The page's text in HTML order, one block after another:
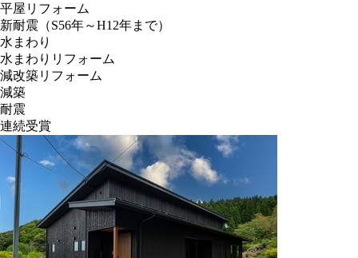
平屋リフォーム
新耐震（S56年～H12年まで）
水まわり
水まわりリフォーム
減改築リフォーム
減築
耐震
連続受賞